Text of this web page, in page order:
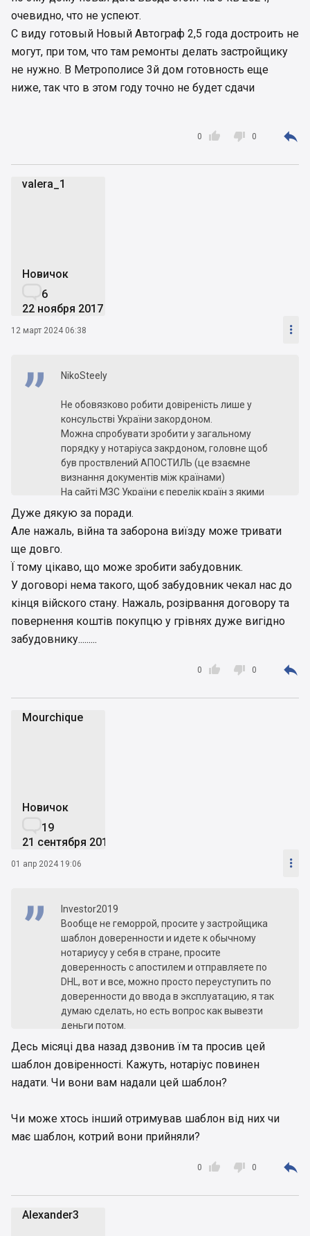
очевидно, что не успеют.
С виду готовый Новый Автограф 2,5 года достроить не
могут, при том, что там ремонты делать застройщику
не нужно. В Метрополисе 3й дом готовность еще
ниже, так что в этом году точно не будет сдачи

0  0 
valera_1
Новичок
6
22 ноября 2017
12 март 2024 06:38 
NikoSteely
Не обовязково робити довіреність лише у
консульстві України закордоном.
Можна спробувати зробити у загальному
порядку у нотаріуса закрдоном, головне щоб
був проствлений АПОСТИЛЬ (це взаємне
визнання документів між країнами)
На сайті МЗС України є перелік країн з якими
Наприклад робили в Ізраїлі довіреність, яка
оформлена на івріті та на українській мові
(переклад також можна замовити в Україні) +
головне щоб стояв Апотиль.
Нотраіус в Україні прийняла без питань таку
довіреність.
Дуже дякую за поради.
Але нажаль, війна та заборона виїзду може тривати
ще довго.
Ї тому цікаво, що може зробити забудовник.
У договорі нема такого, щоб забудовник чекал нас до
кінця війского стану. Нажаль, розірвання договору та
повернення коштів покупцю у грівнях дуже вигідно
забудовнику.........

0  0 
Mourchique
Новичок
19
21 сентября 2018
01 апр 2024 19:06 
Investor2019
Вообще не геморрой, просите у застройщика
шаблон доверенности и идете к обычному
нотариусу у себя в стране, просите
доверенность с апостилем и отправляете по
DHL, вот и все, можно просто переуступить по
доверенности до ввода в эксплуатацию, я так
думаю сделать, но есть вопрос как вывезти
деньги потом.
Десь місяці два назад дзвонив їм та просив цей
шаблон довіренності. Кажуть, нотаріус повинен
надати. Чи вони вам надали цей шаблон?
Чи може хтось інший отримував шаблон від них чи
має шаблон, котрий вони прийняли?

0  0 
Alexander3